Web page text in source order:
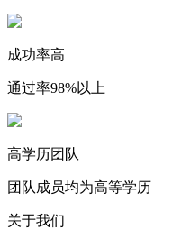
成功率高
通过率98%以上
高学历团队
团队成员均为高等学历
关于我们